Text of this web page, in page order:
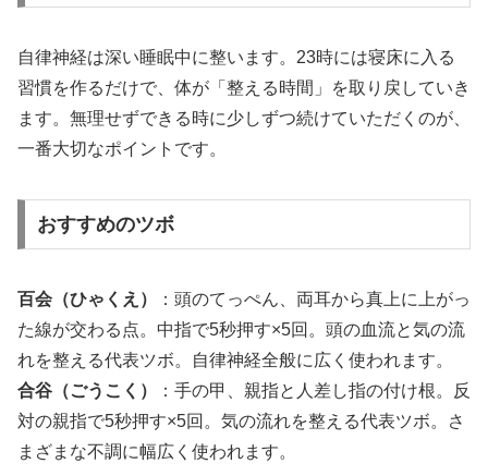
自律神経は深い睡眠中に整います。23時には寝床に入る
習慣を作るだけで、体が「整える時間」を取り戻していき
ます。無理せずできる時に少しずつ続けていただくのが、
一番大切なポイントです。
おすすめのツボ
百会（ひゃくえ）
：頭のてっぺん、両耳から真上に上がっ
た線が交わる点。中指で5秒押す×5回。頭の血流と気の流
れを整える代表ツボ。自律神経全般に広く使われます。
合谷（ごうこく）
：手の甲、親指と人差し指の付け根。反
対の親指で5秒押す×5回。気の流れを整える代表ツボ。さ
まざまな不調に幅広く使われます。